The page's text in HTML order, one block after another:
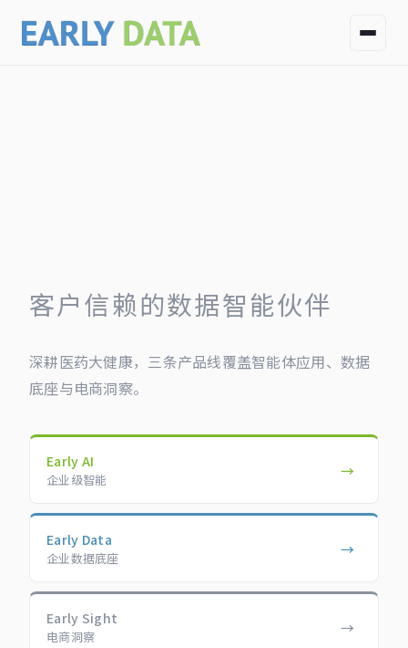
客户信赖的数据智能伙伴
深耕医药大健康，三条产品线覆盖智能体应用、数据
底座与电商洞察。
Early AI
企业级智能 →
Early Data
企业数据底座 →
Early Sight
电商洞察 →